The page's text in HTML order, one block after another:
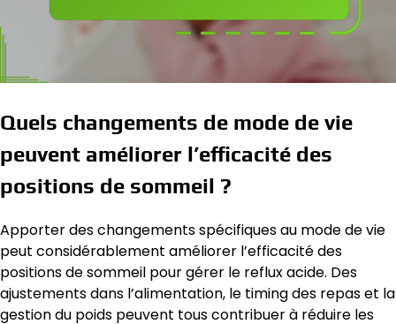
Quels changements de mode de vie
peuvent améliorer l’efficacité des
positions de sommeil ?
Apporter des changements spécifiques au mode de vie
peut considérablement améliorer l’efficacité des
positions de sommeil pour gérer le reflux acide. Des
ajustements dans l’alimentation, le timing des repas et la
gestion du poids peuvent tous contribuer à réduire les